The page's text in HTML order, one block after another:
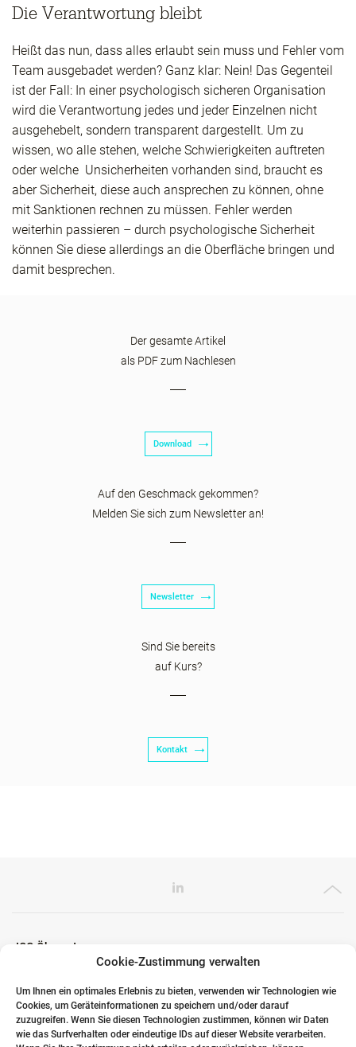
Cookie-Zustimmung verwalten
Um Ihnen ein optimales Erlebnis zu bieten, verwenden wir Technologien wie
Cookies, um Geräteinformationen zu speichern und/oder darauf
zuzugreifen. Wenn Sie diesen Technologien zustimmen, können wir Daten
wie das Surfverhalten oder eindeutige IDs auf dieser Website verarbeiten.
Die Verantwortung bleibt
Heißt das nun, dass alles erlaubt sein muss und Fehler vom
Team ausgebadet werden? Ganz klar: Nein! Das Gegenteil
ist der Fall: In einer psychologisch sicheren Organisation
wird die Verantwortung jedes und jeder Einzelnen nicht
ausgehebelt, sondern transparent dargestellt. Um zu
wissen, wo alle stehen, welche Schwierigkeiten auftreten
oder welche Unsicherheiten vorhanden sind, braucht es
aber Sicherheit, diese auch ansprechen zu können, ohne
mit Sanktionen rechnen zu müssen. Fehler werden
weiterhin passieren – durch psychologische Sicherheit
können Sie diese allerdings an die Oberfläche bringen und
damit besprechen.
Der gesamte Artikel
als PDF zum Nachlesen
Download
Auf den Geschmack gekommen?
Melden Sie sich zum Newsletter an!
Newsletter
Sind Sie bereits
auf Kurs?
Kontakt
ICG Ökosystem
Globale Partner